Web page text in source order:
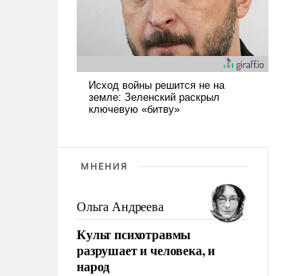
МНЕНИЯ
Ольга Андреева
Культ психотравмы
разрушает и человека, и
народ